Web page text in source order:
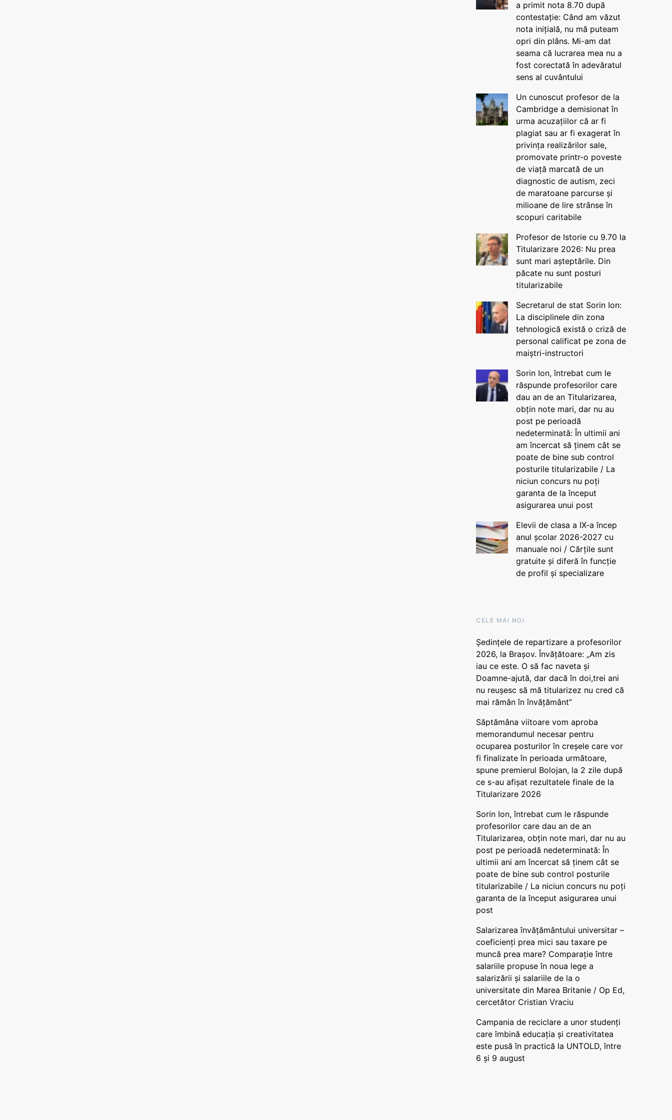
a primit nota 8.70 după
contestație: Când am văzut
nota inițială, nu mă puteam
opri din plâns. Mi-am dat
seama că lucrarea mea nu a
fost corectată în adevăratul
sens al cuvântului
Un cunoscut profesor de la
Cambridge a demisionat în
urma acuzațiilor că ar fi
plagiat sau ar fi exagerat în
privința realizărilor sale,
promovate printr-o poveste
de viață marcată de un
diagnostic de autism, zeci
de maratoane parcurse și
milioane de lire strânse în
scopuri caritabile
Profesor de Istorie cu 9.70 la
Titularizare 2026: Nu prea
sunt mari așteptările. Din
păcate nu sunt posturi
titularizabile
Secretarul de stat Sorin Ion:
La disciplinele din zona
tehnologică există o criză de
personal calificat pe zona de
maiștri-instructori
Sorin Ion, întrebat cum le
răspunde profesorilor care
dau an de an Titularizarea,
obțin note mari, dar nu au
post pe perioadă
nedeterminată: În ultimii ani
am încercat să ținem cât se
poate de bine sub control
posturile titularizabile / La
niciun concurs nu poți
garanta de la început
asigurarea unui post
Elevii de clasa a IX-a încep
anul școlar 2026-2027 cu
manuale noi / Cărțile sunt
gratuite și diferă în funcție
de profil și specializare
CELE MAI NOI
Ședințele de repartizare a profesorilor
2026, la Brașov. Învățătoare: „Am zis
iau ce este. O să fac naveta și
Doamne-ajută, dar dacă în doi,trei ani
nu reușesc să mă titularizez nu cred că
mai rămân în învățământ”
Săptămâna viitoare vom aproba
memorandumul necesar pentru
ocuparea posturilor în creșele care vor
fi finalizate în perioada următoare,
spune premierul Bolojan, la 2 zile după
ce s-au afișat rezultatele finale de la
Titularizare 2026
Sorin Ion, întrebat cum le răspunde
profesorilor care dau an de an
Titularizarea, obțin note mari, dar nu au
post pe perioadă nedeterminată: În
ultimii ani am încercat să ținem cât se
poate de bine sub control posturile
titularizabile / La niciun concurs nu poți
garanta de la început asigurarea unui
post
Salarizarea învățământului universitar –
coeficienți prea mici sau taxare pe
muncă prea mare? Comparație între
salariile propuse în noua lege a
salarizării și salariile de la o
universitate din Marea Britanie / Op Ed,
cercetător Cristian Vraciu
Campania de reciclare a unor studenți
care îmbină educația și creativitatea
este pusă în practică la UNTOLD, între
6 și 9 august